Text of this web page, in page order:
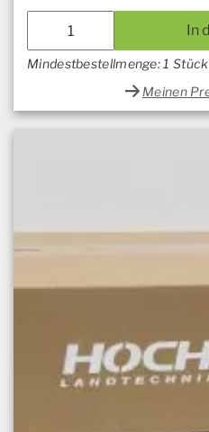
In
Mindestbestellmenge: 1 Stück
Meinen